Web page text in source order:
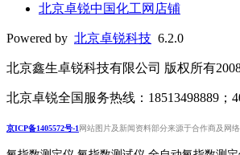
北京卓锐中国化工网店铺
Powered by 北京卓锐科技 6.2.0
北京鑫生卓锐科技有限公司 版权所有
北京卓锐全国服务热线：18513498889；
京ICP备1405572号-1网站图片及新闻资料部分来源于合作商及网